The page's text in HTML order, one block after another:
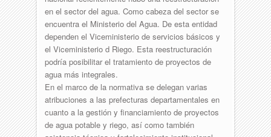
en el sector del agua. Como cabeza del sector se
encuentra el Ministerio del Agua. De esta entidad
dependen el Viceministerio de servicios básicos y
el Viceministerio d Riego. Esta reestructuración
podría posibilitar el tratamiento de proyectos de
agua más integrales.
En el marco de la normativa se delegan varias
atribuciones a las prefecturas departamentales en
cuanto a la gestión y financiamiento de proyectos
de agua potable y riego, así como también